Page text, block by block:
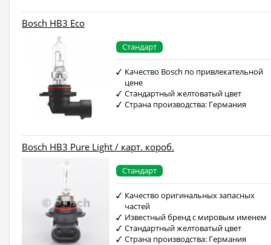
Bosch HB3 Eco
Стандарт
Качество Bosch по привлекательной
цене
Стандартный желтоватый цвет
Страна производства: Германия
Bosch HB3 Pure Light / карт. короб.
Стандарт
Качество оригинальных запасных
частей
Известный бренд с мировым именем
Стандартный желтоватый цвет
Страна производства: Германия